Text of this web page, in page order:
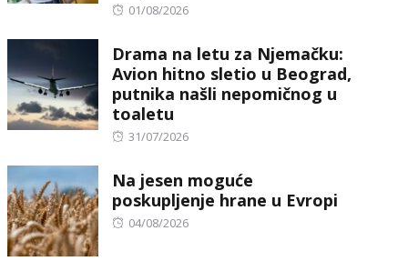
Posted
01/08/2026
Drama na letu za Njemačku:
Avion hitno sletio u Beograd,
putnika našli nepomičnog u
toaletu
Posted
31/07/2026
Na jesen moguće
poskupljenje hrane u Evropi
Posted
04/08/2026